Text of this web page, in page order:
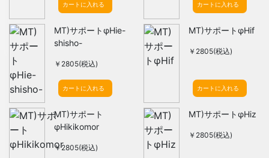
カートに入れる カートに入れる
MT)サポートφHie-
shisho-
￥2805(税込)
カートに入れる
MT)サポートφHif
￥2805(税込)
カートに入れる
MT)サポート
φHikikomor
￥2805(税込)
MT)サポートφHiz
￥2805(税込)